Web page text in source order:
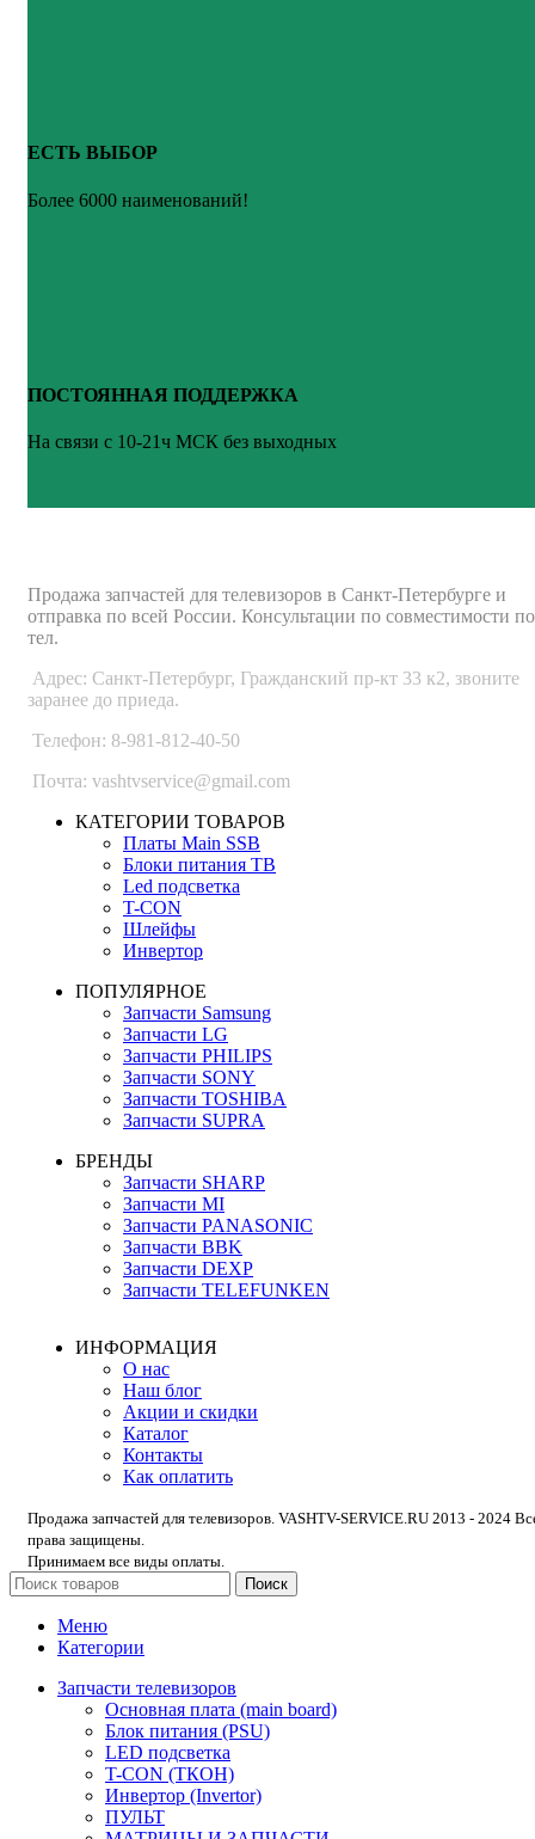
ЕСТЬ ВЫБОР
Более 6000 наименований!
ПОСТОЯННАЯ ПОДДЕРЖКА
На связи с 10-21ч МСК без выходных
Продажа запчастей для телевизоров в Санкт-Петербурге и
отправка по всей России. Консультации по совместимости по
тел.
Адрес: Санкт-Петербург, Гражданский пр-кт 33 к2, звоните
заранее до приеда.
Телефон: 8-981-812-40-50
Почта: vashtvservice@gmail.com
КАТЕГОРИИ ТОВАРОВ
Платы Main SSB
Блоки питания ТВ
Led подсветка
T-CON
Шлейфы
Инвертор
ПОПУЛЯРНОЕ
Запчасти Samsung
Запчасти LG
Запчасти PHILIPS
Запчасти SONY
Запчасти TOSHIBA
Запчасти SUPRA
БРЕНДЫ
Запчасти SHARP
Запчасти MI
Запчасти PANASONIC
Запчасти BBK
Запчасти DEXP
Запчасти TELEFUNKEN
ИНФОРМАЦИЯ
О нас
Наш блог
Акции и скидки
Каталог
Контакты
Как оплатить
Продажа запчастей для телевизоров. VASHTV-SERVICE.RU 2013 - 2024
права защищены.
Принимаем все виды оплаты.
Поиск
Меню
Категории
Запчасти телевизоров
Основная плата (main board)
Блок питания (PSU)
LED подсветка
T-CON (ТКОН)
Инвертор (Invertor)
ПУЛЬТ